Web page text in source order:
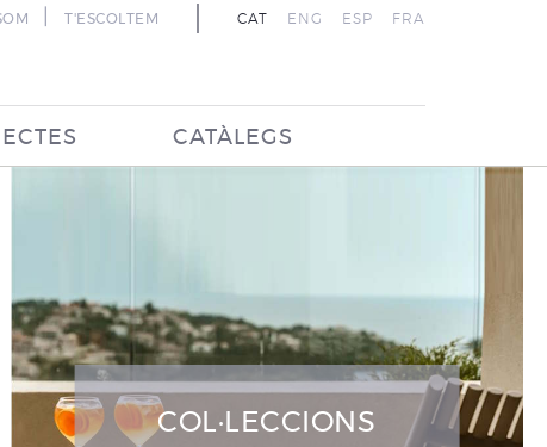
CAT ENG ESP FRA
T'ESCOLTEM
CATÀLEGS
COL·LECCIONS